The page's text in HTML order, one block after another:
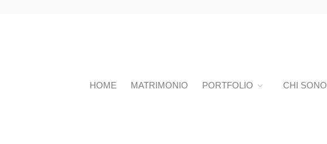
HOME MATRIMONIO PORTFOLIO CHI SONO